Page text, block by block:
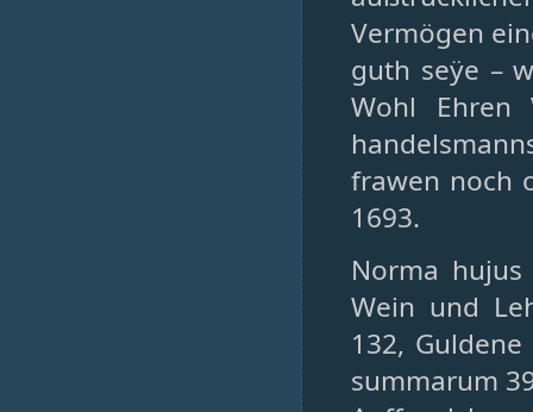
Vermögen
guth seÿe –
Wohl Ehren
frawen noch
1693.
Norma
Wein und
132,
summarum